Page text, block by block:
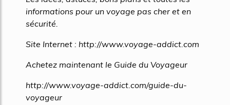
informations pour un voyage pas cher et en
sécurité.
Site Internet : http://www.voyage-addict.com
Achetez maintenant le Guide du Voyageur
http://www.voyage-addict.com/guide-du-
voyageur